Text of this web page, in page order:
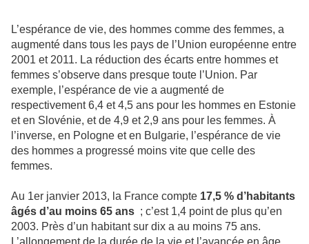
L’espérance de vie, des hommes comme des femmes, a
augmenté dans tous les pays de l’Union européenne entre
2001 et 2011. La réduction des écarts entre hommes et
femmes s’observe dans presque toute l’Union. Par
exemple, l’espérance de vie a augmenté de
respectivement 6,4 et 4,5 ans pour les hommes en Estonie
et en Slovénie, et de 4,9 et 2,9 ans pour les femmes. À
l’inverse, en Pologne et en Bulgarie, l’espérance de vie
des hommes a progressé moins vite que celle des
femmes.
Au 1er janvier 2013, la France compte 17,5 % d’habitants
âgés d’au moins 65 ans ; c’est 1,4 point de plus qu’en
2003. Près d’un habitant sur dix a au moins 75 ans.